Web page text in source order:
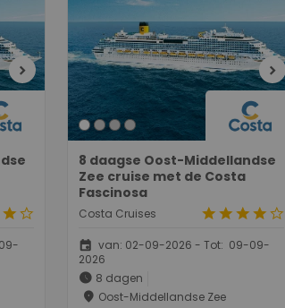
chevron_right
starstar_border
chevron_right
8 daagse Oost-Middellandse
Zee cruise met de Costa
Fascinosa
Costa Cruises starstarstarstarstar_border
event van: 02-09-2026 - Tot: 09-09-
2026
schedule 8 dagen
place Oost-Middellandse Zee